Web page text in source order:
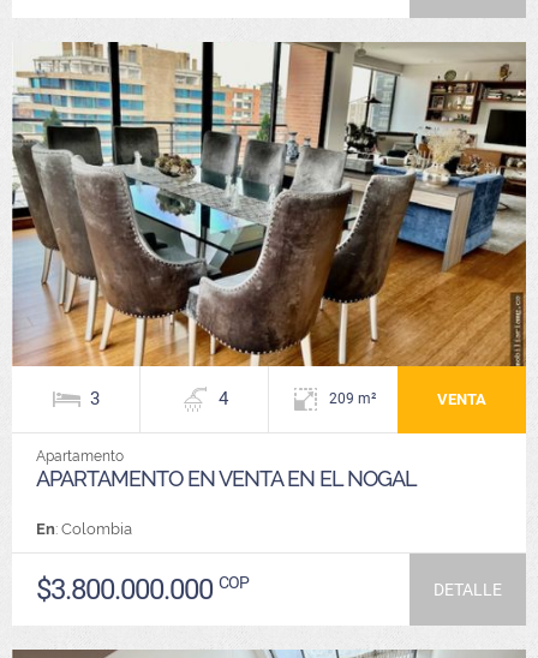
3 4 209 m² VENTA
Apartamento
APARTAMENTO EN VENTA EN EL NOGAL
En: Colombia
$3.800.000.000 COP DETALLE